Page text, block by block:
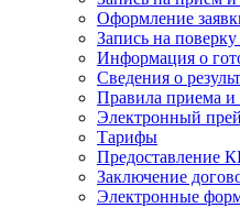
Оформление
Запись на
Информация о
Сведения о
Правила приема
Электронный
Тарифы
Предоставление
Заключение
Электронные